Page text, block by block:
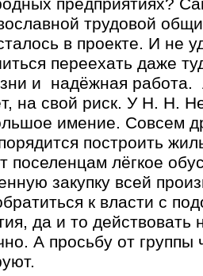
трудовой
в проекте. И не
переехать даже
и надёжная работа.
на свой риск. У Н. Н.
имение. Совсем
построить
поселенцам лёгкое
закупку всей
к власти с
да и то действовать
А просьбу от группы